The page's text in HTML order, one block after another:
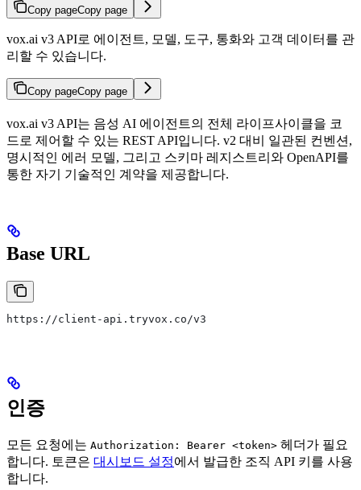
Copy pageCopy page
vox.ai v3 API로 에이전트, 모델, 도구, 통화와 고객 데이터를 관
리할 수 있습니다.
Copy pageCopy page
vox.ai v3 API는 음성 AI 에이전트의 전체 라이프사이클을 코
드로 제어할 수 있는 REST API입니다. v2 대비 일관된 컨벤션,
명시적인 에러 모델, 그리고 스키마 레지스트리와 OpenAPI를
통한 자기 기술적인 계약을 제공합니다.
Base URL
https://client-api.tryvox.co/v3
인증
모든 요청에는 Authorization: Bearer <token> 헤더가 필요
합니다. 토큰은 대시보드 설정에서 발급한 조직 API 키를 사용
합니다.